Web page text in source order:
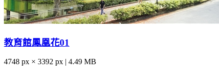
教育館鳳凰花01
4748 px × 3392 px | 4.49 MB